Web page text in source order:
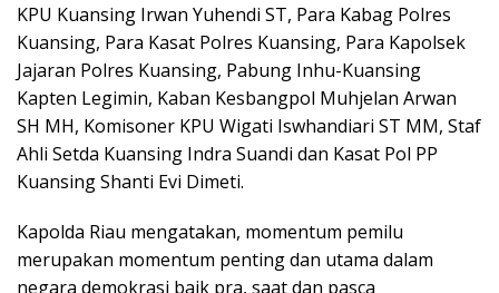
KPU Kuansing Irwan Yuhendi ST, Para Kabag Polres
Kuansing, Para Kasat Polres Kuansing, Para Kapolsek
Jajaran Polres Kuansing, Pabung Inhu-Kuansing
Kapten Legimin, Kaban Kesbangpol Muhjelan Arwan
SH MH, Komisoner KPU Wigati Iswhandiari ST MM, Staf
Ahli Setda Kuansing Indra Suandi dan Kasat Pol PP
Kuansing Shanti Evi Dimeti.
Kapolda Riau mengatakan, momentum pemilu
merupakan momentum penting dan utama dalam
negara demokrasi baik pra, saat dan pasca